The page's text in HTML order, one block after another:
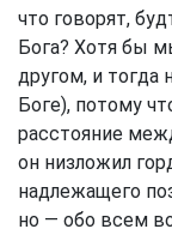
что говорят,
Бога? Хотя бы
другом, и тогда
Боге), потому
расстояние
он низложил
надлежащего
но — обо всем